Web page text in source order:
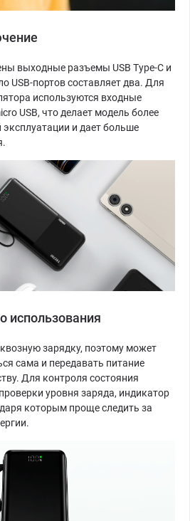
выходные разъемы USB Type-C и
USB-портов составляет два. Для
используются входные
USB, что делает модель более
и дает больше
использования
зарядку, поэтому может
сама и передавать питание
Для контроля состояния
уровня заряда, индикатор
которым проще следить за